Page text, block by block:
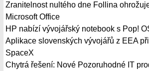
Zranitelnost nultého dne Follina
Microsoft Office
HP nabízí vývojářský notebook s Pop!
Aplikace slovenských vývojářů z EEA
SpaceX
Chytrá řešení: Nové Pozoruhodné IT